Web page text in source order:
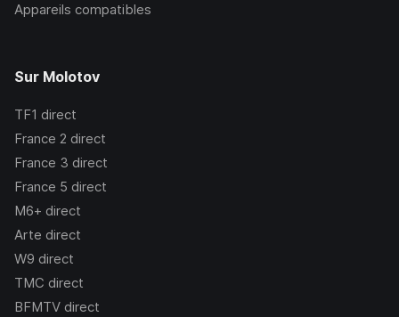
Appareils compatibles
Sur Molotov
TF1 direct
France 2 direct
France 3 direct
France 5 direct
M6+ direct
Arte direct
W9 direct
TMC direct
BFMTV direct